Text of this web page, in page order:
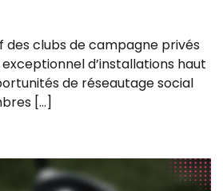
des clubs de campagne privés
d’installations haut
de réseautage social
[…]